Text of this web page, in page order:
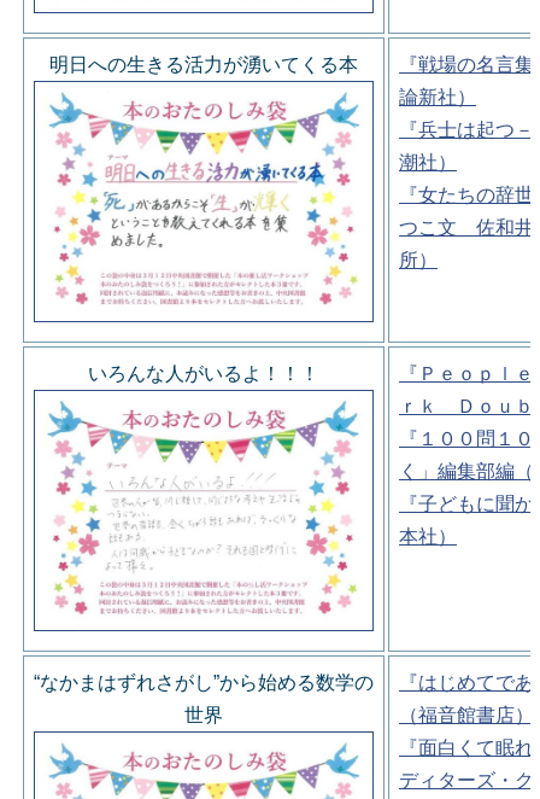
明日への生きる活力が湧いてくる本
『戦場の名言
論新社）
『兵士は起つ
潮社）
『女たちの辞
つこ文 佐和井
所）
いろんな人がいるよ！！！
『Ｐｅｏｐｌ
ｒｋ Ｄｏｕｂ
『１００問１
く」編集部編
『子どもに聞
本社）
“なかまはずれさがし”から始める数学の
世界
『はじめてで
（福音館書店）
『面白くて眠
ディターズ・グ